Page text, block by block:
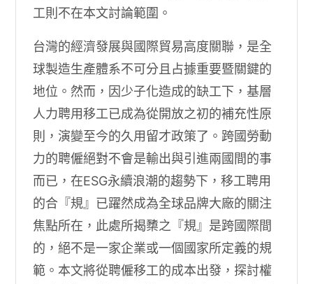
工則不在本文討論範圍。
台灣的經濟發展與國際貿易高度關聯，是全
球製造生產體系不可分且占據重要暨關鍵的
地位。然而，因少子化造成的缺工下，基層
人力聘用移工已成為從開放之初的補充性原
則，演變至今的久用留才政策了。跨國勞動
力的聘僱絕對不會是輸出與引進兩國間的事
而已，在ESG永續浪潮的趨勢下，移工聘用
的合『規』已躍然成為全球品牌大廠的關注
焦點所在，此處所揭櫫之『規』是跨國際間
的，絕不是一家企業或一個國家所定義的規
範。本文將從聘僱移工的成本出發，探討權